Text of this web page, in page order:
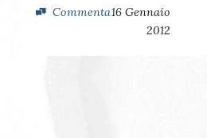
Commenta16 Gennaio
2012